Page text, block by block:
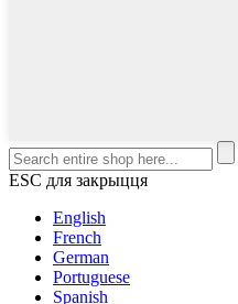
ESC для закрыцця
English
French
German
Portuguese
Spanish